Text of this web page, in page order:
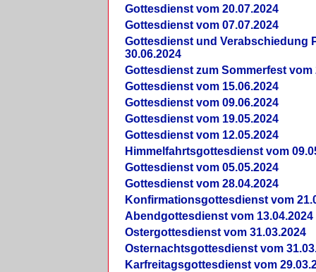
Gottesdienst vom 20.07.2024
Gottesdienst vom 07.07.2024
Gottesdienst und Verabschiedung
30.06.2024
Gottesdienst zum Sommerfest vom
Gottesdienst vom 15.06.2024
Gottesdienst vom 09.06.2024
Gottesdienst vom 19.05.2024
Gottesdienst vom 12.05.2024
Himmelfahrtsgottesdienst vom
Gottesdienst vom 05.05.2024
Gottesdienst vom 28.04.2024
Konfirmationsgottesdienst vom
Abendgottesdienst vom 13.04.2024
Ostergottesdienst vom 31.03.2024
Osternachtsgottesdienst vom
Karfreitagsgottesdienst vom